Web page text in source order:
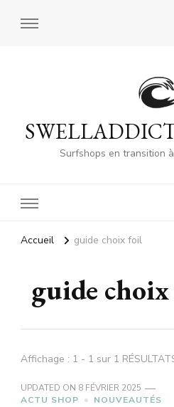
Surfshops en transition
Accueil guide choix foil
guide
Affichage : 1 - 1 sur 1
UPDATED ON 8 FÉVRIER 2025
ACTU SHOP
NOUVEAUTÉS